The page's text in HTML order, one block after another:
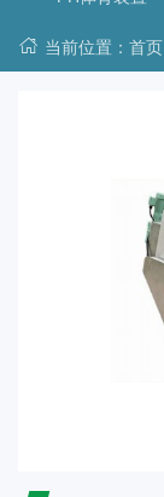
当前位置： 首页